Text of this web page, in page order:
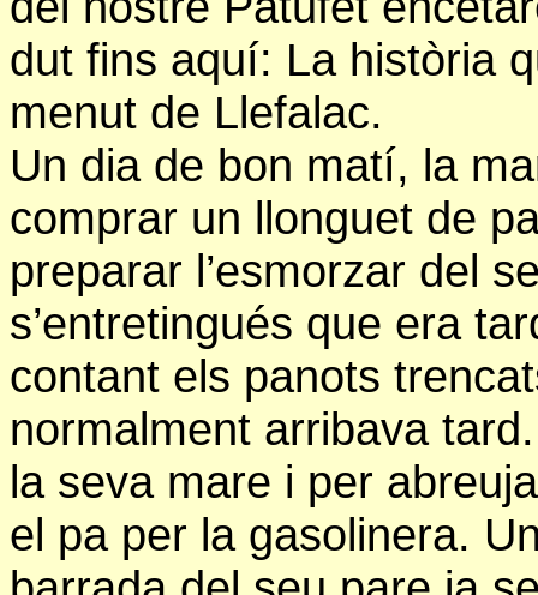
dut fins aquí: La història
menut de Llefalac.
Un dia de bon matí, la
comprar un llonguet de
preparar l’esmorzar del
s’entretingués que era
contant els panots
normalment arribava
la seva mare i per
el pa per la gasolinera.